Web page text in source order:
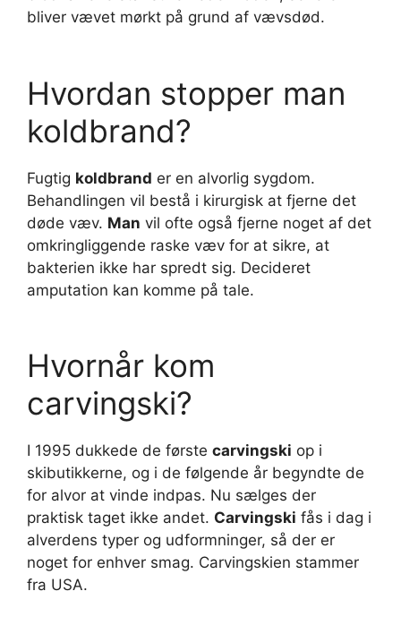
bliver vævet mørkt på grund af vævsdød.
Hvordan stopper man
koldbrand?
Fugtig koldbrand er en alvorlig sygdom.
Behandlingen vil bestå i kirurgisk at fjerne det
døde væv. Man vil ofte også fjerne noget af det
omkringliggende raske væv for at sikre, at
bakterien ikke har spredt sig. Decideret
amputation kan komme på tale.
Hvornår kom
carvingski?
I 1995 dukkede de første carvingski op i
skibutikkerne, og i de følgende år begyndte de
for alvor at vinde indpas. Nu sælges der
praktisk taget ikke andet. Carvingski fås i dag i
alverdens typer og udformninger, så der er
noget for enhver smag. Carvingskien stammer
fra USA.